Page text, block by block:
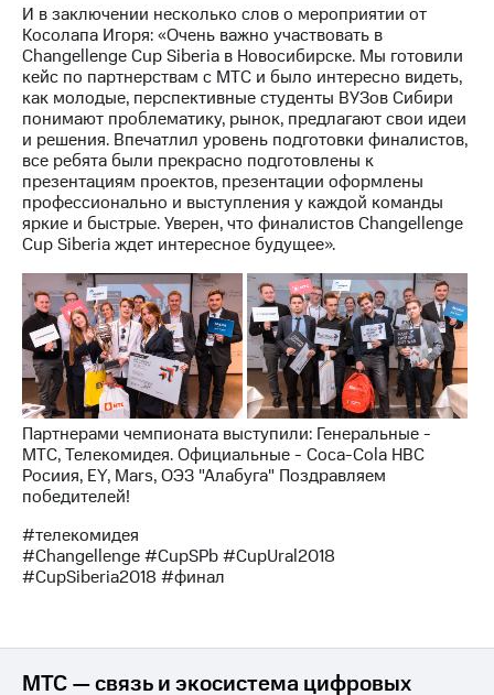
Еврооблигации-2023
Уведомление
о
погашении
именных
облигаций
Другое
Регистратор
Реквизиты
Контакты
развитие
деловая этика
На главную
И в заключении несколько слов о мероприятии от
Косолапа Игоря: «Очень важно участвовать в
Changellenge Cup Siberia в Новосибирске. Мы готовили
кейс по партнерствам с МТС и было интересно видеть,
как молодые, перспективные студенты ВУЗов Сибири
понимают проблематику, рынок, предлагают свои идеи
и решения. Впечатлил уровень подготовки финалистов,
все ребята были прекрасно подготовлены к
презентациям проектов, презентации оформлены
профессионально и выступления у каждой команды
яркие и быстрые. Уверен, что финалистов Changellenge
Cup Siberia ждет интересное будущее».
Партнерами чемпионата выступили: Генеральные -
МТС, Телекомидея. Официальные - Coca-Cola HBC
Росиия, EY, Mars, ОЭЗ "Алабуга" Поздравляем
победителей!
#телекомидея
#Changellenge #CupSPb #CupUral2018
#CupSiberia2018 #финал
МТС — связь и экосистема цифровых